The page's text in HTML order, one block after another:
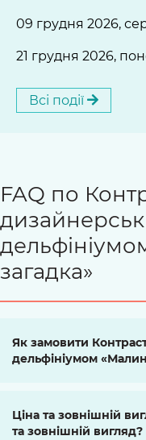
09 грудня 2026,
21 грудня 2026,
Всі події
FAQ по
загадка»
Як замовити
дельфініумом
Ціна та зовнішній
та зовнішній вигляд?